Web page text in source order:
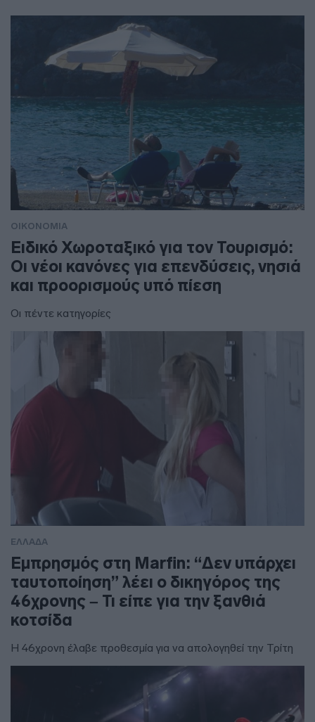
ΟΙΚΟΝΟΜΙΑ
Ειδικό Χωροταξικό για τον Τουρισμό:
Οι νέοι κανόνες για επενδύσεις, νησιά
και προορισμούς υπό πίεση
Οι πέντε κατηγορίες
ΕΛΛΑΔΑ
Εμπρησμός στη Marfin: “Δεν υπάρχει
ταυτοποίηση” λέει ο δικηγόρος της
46χρονης – Τι είπε για την ξανθιά
κοτσίδα
Η 46χρονη έλαβε προθεσμία για να απολογηθεί την Τρίτη